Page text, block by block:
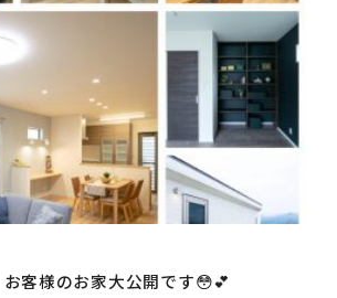
お客様のお家大公開です😳💕